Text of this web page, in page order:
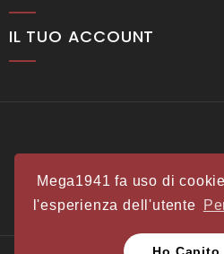
Mega1941 fa uso di
l'esperienza dell'utente
IL TUO ACCOUNT